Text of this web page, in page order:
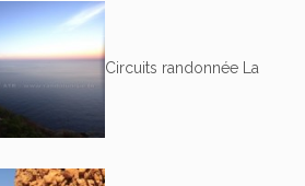
Circuits randonnée La